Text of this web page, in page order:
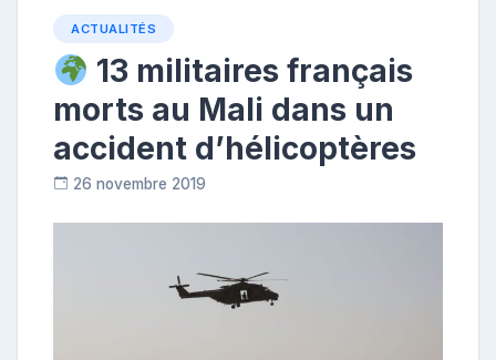
ACTUALITÉS
13 militaires français
morts au Mali dans un
accident d’hélicoptères
26 novembre 2019
o
s